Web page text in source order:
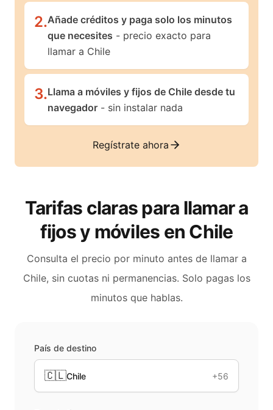
2.Añade créditos y paga solo los minutos
que necesites - precio exacto para
llamar a Chile
3.Llama a móviles y fijos de Chile desde tu
navegador - sin instalar nada
Regístrate ahora
Tarifas claras para llamar a
fijos y móviles en Chile
Consulta el precio por minuto antes de llamar a
Chile, sin cuotas ni permanencias. Solo pagas los
minutos que hablas.
País de destino
🇨🇱Chile +56